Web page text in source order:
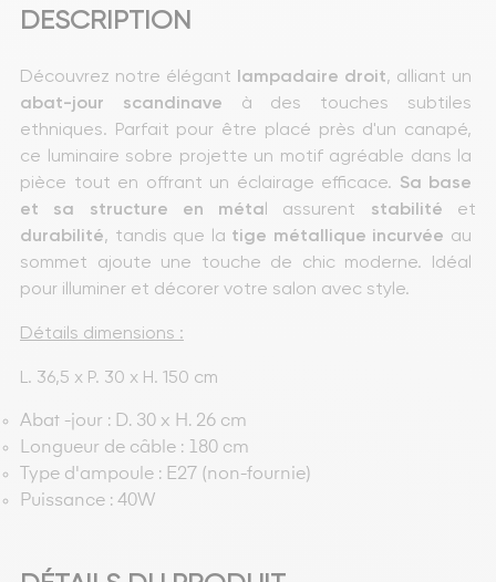
DESCRIPTION
Découvrez notre élégant lampadaire droit, alliant un
abat-jour scandinave à des touches subtiles
ethniques. Parfait pour être placé près d'un canapé,
ce luminaire sobre projette un motif agréable dans la
pièce tout en offrant un éclairage efficace. Sa base
et sa structure en métal assurent stabilité et
durabilité, tandis que la tige métallique incurvée au
sommet ajoute une touche de chic moderne. Idéal
pour illuminer et décorer votre salon avec style.
Détails dimensions :
L. 36,5 x P. 30 x H. 150 cm
Abat -jour : D. 30 x H. 26 cm
Longueur de câble : 180 cm
Type d'ampoule : E27 (non-fournie)
Puissance : 40W